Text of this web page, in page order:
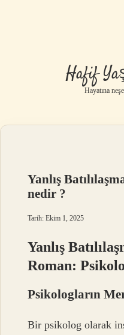
Hafif
Hayatına
Yanlış
nedir ?
Tarih: Ekim 1, 2025
Yanlış
Roman:
Psikologların
Bir psikolog olarak